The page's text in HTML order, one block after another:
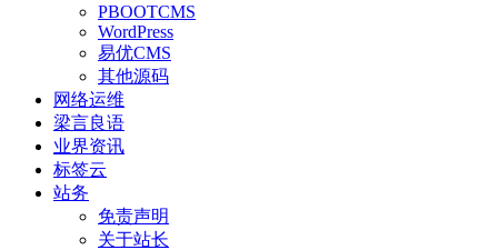
PBOOTCMS
WordPress
易优CMS
其他源码
网络运维
梁言良语
业界资讯
标签云
站务
免责声明
关于站长